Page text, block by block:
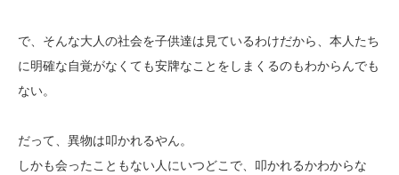
で、そんな大人の社会を子供達は見ているわけだから、本人たち
に明確な自覚がなくても安牌なことをしまくるのもわからんでも
ない。
だって、異物は叩かれるやん。
しかも会ったこともない人にいつどこで、叩かれるかわからな